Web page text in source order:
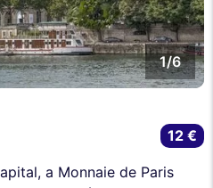
1/6
a Monnaie de Paris
12 €